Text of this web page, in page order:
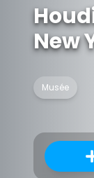
New
Musée